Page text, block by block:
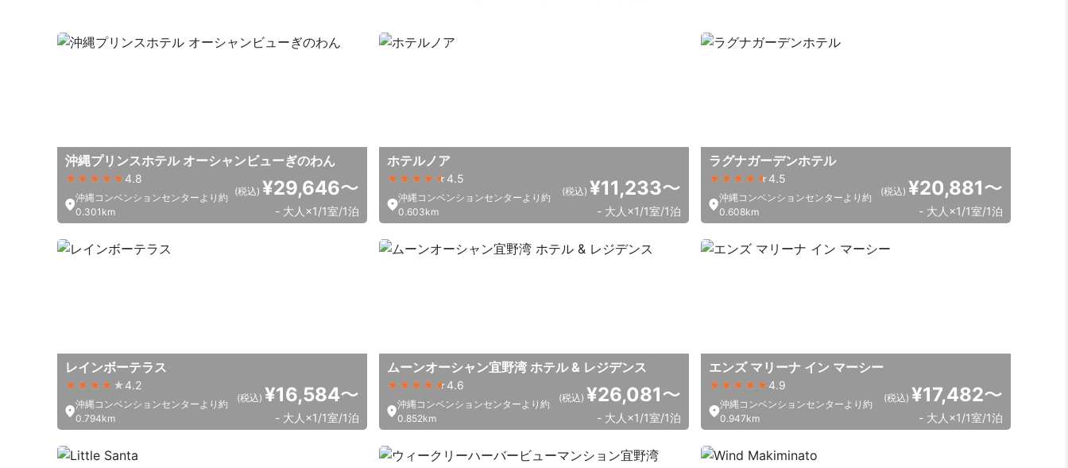
沖縄プリンスホテル オーシャンビューぎのわん
4.8
沖縄コンベンションセンターより約
0.301km
(税込) ¥29,646〜
- 大人×1/1室/1泊
ホテルノア
4.5
沖縄コンベンションセンターより約
0.603km
(税込) ¥11,233〜
- 大人×1/1室/1泊
ラグナガーデンホテル
4.5
沖縄コンベンションセンターより約
0.608km
(税込) ¥20,881〜
- 大人×1/1室/1泊
レインボーテラス
4.2
沖縄コンベンションセンターより約
0.794km
(税込) ¥16,584〜
- 大人×1/1室/1泊
ムーンオーシャン宜野湾 ホテル & レジデンス
4.6
沖縄コンベンションセンターより約
0.852km
(税込) ¥26,081〜
- 大人×1/1室/1泊
エンズ マリーナ イン マーシー
4.9
沖縄コンベンションセンターより約
0.947km
(税込) ¥17,482〜
- 大人×1/1室/1泊